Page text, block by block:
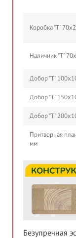
Коробка "Т"
Наличник "Т"
Добор "Т"
Добор "Т"
Добор "Т"
Притворная
мм
Безупречная